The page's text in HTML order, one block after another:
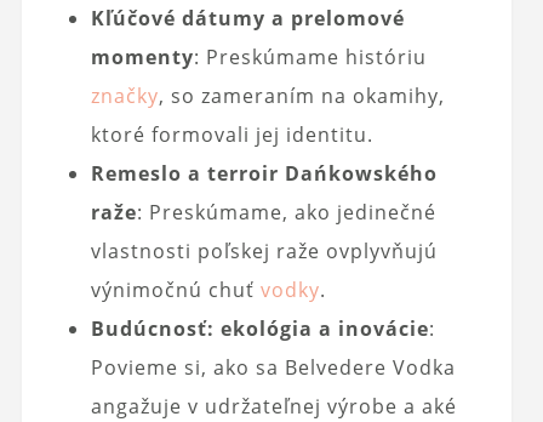
Kľúčové dátumy a prelomové
momenty: Preskúmame históriu
značky, so zameraním na okamihy,
ktoré formovali jej identitu.
Remeslo a terroir Dańkowského
raže: Preskúmame, ako jedinečné
vlastnosti poľskej raže ovplyvňujú
výnimočnú chuť vodky.
Budúcnosť: ekológia a inovácie:
Povieme si, ako sa Belvedere Vodka
angažuje v udržateľnej výrobe a aké